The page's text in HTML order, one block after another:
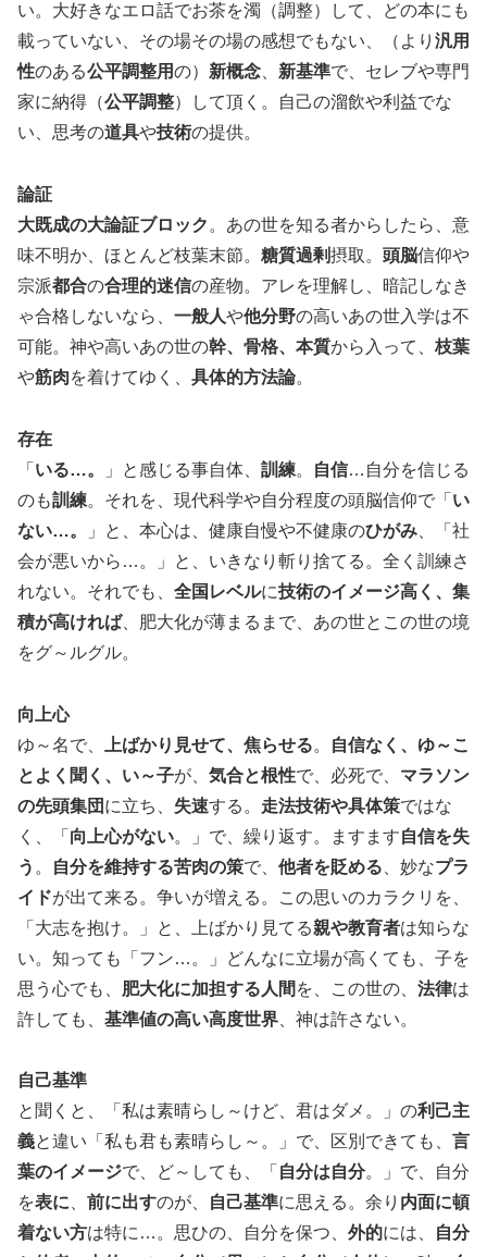
い。大好きなエロ話でお茶を濁（調整）して、どの本にも
載っていない、その場その場の感想でもない、（より 汎用
性のある公平調整用の） 新概念 新基準で、セレブや専門
家に納得（公平調整）して頂く。自己の溜飲や利益でな
い、思考の道具や技術の提供。
論証
大既成の大論証ブロック 。あの世を知る者からしたら、意
味不明か、ほとんど枝葉末節。 糖質過剰摂取。 頭脳信仰や
宗派都合の合理的迷信の産物。アレを理解し、暗記しなき
ゃ合格しないなら、 一般人や他分野の高いあの世入学は不
可能。神や高いあの世の幹、骨格、本質から入って、 枝葉
や筋肉を着けてゆく、 具体的方法論。
存在
「 いる…。 」と感じる事自体、 訓練。 自信…自分を信じる
のも訓練。それを、現代科学や自分程度の頭脳信仰で「 い
ない…。
」と、本心は、健康自慢や不健康のひがみ 、「社
会が悪いから…。」と、いきなり斬り捨てる。全く訓練さ
れない。それでも、 全国レベルに技術のイメージ高く、集
積が高ければ、肥大化が薄まるまで、あの世とこの世の境
をグ～ルグル。
向上心
ゆ～名で、
上ばかり見せて、焦らせる。
自信なく、ゆ～こ
とよく聞く、い～子が、 気合と根性で、必死で、 マラソン
の先頭集団 に立ち、 失速する。 走法技術や具体策ではな
く、「 向上心がない。」で、繰り返す。ますます自信を失
う 。 自分を維持する苦肉の策で、 他者を貶める 、妙なプラ
イドが出て来る。争いが増える。この思いのカラクリを、
「大志を抱け。」と、上ばかり見てる親や教育者は知らな
い。知っても「フン…。」どんなに立場が高くても、子を
思う心でも、 肥大化に加担する人間 を、この世の、 法律は
許しても、 基準値の高い高度世界 、神は許さない。
自己基準
と聞くと、「私は素晴らし～けど、君はダメ。」の利己主
義と違い「私も君も素晴らし～。」で、区別できても、 言
葉のイメージで、ど～しても、「 自分は自分。」で、自分
を表に 前に出すのが、 自己基準に思える。余り 内面に頓
着ない方は特に…。思ひの、自分を保つ、 外的には、
自分